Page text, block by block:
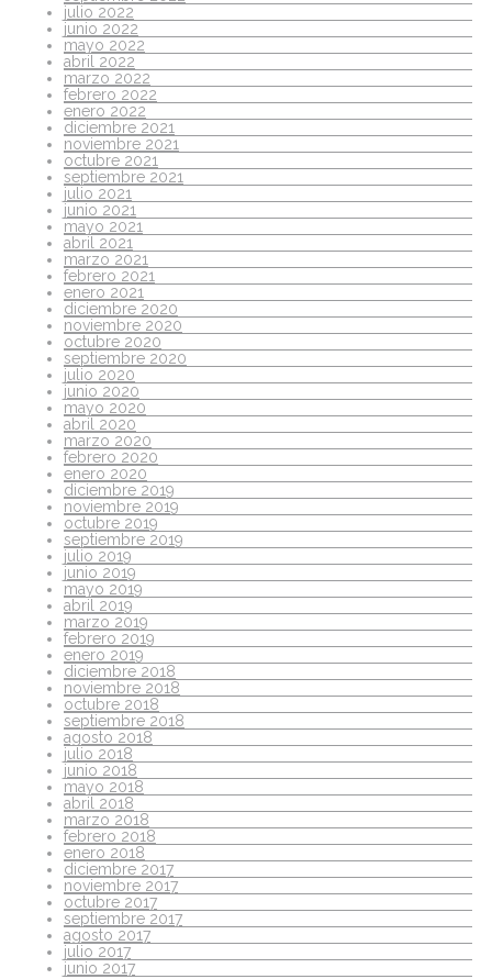
julio 2022
junio 2022
mayo 2022
abril 2022
marzo 2022
febrero 2022
enero 2022
diciembre 2021
noviembre 2021
octubre 2021
septiembre 2021
julio 2021
junio 2021
mayo 2021
abril 2021
marzo 2021
febrero 2021
enero 2021
diciembre 2020
noviembre 2020
octubre 2020
septiembre 2020
julio 2020
junio 2020
mayo 2020
abril 2020
marzo 2020
febrero 2020
enero 2020
diciembre 2019
noviembre 2019
octubre 2019
septiembre 2019
julio 2019
junio 2019
mayo 2019
abril 2019
marzo 2019
febrero 2019
enero 2019
diciembre 2018
noviembre 2018
octubre 2018
septiembre 2018
agosto 2018
julio 2018
junio 2018
mayo 2018
abril 2018
marzo 2018
febrero 2018
enero 2018
diciembre 2017
noviembre 2017
octubre 2017
septiembre 2017
agosto 2017
julio 2017
junio 2017